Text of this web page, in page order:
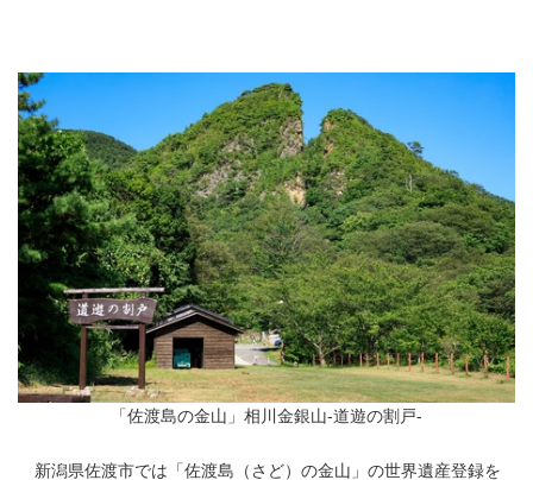
「佐渡島の金山」相川金銀山-道遊の割戸-
新潟県佐渡市では「佐渡島（さど）の金山」の世界遺産登録を